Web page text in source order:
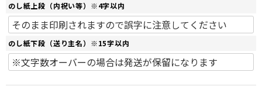
のし紙上段（内祝い等）※4字以内
のし紙下段（送り主名）※15字以内